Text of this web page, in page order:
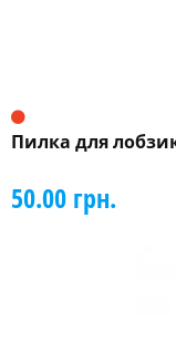
Пилка для
50.00 грн.